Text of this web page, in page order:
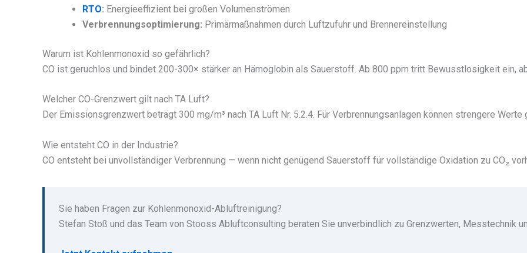
RTO: Energieeffizient bei großen Volumenströmen
Verbrennungsoptimierung: Primärmaßnahmen durch Luftzufuhr und Brennereinstellung
Warum ist Kohlenmonoxid so gefährlich?
CO ist geruchlos und bindet 200-300× stärker an Hämoglobin als Sauerstoff. Ab 800 ppm tritt Bewusstlosigkeit ein,
Welcher CO-Grenzwert gilt nach TA Luft?
Der Emissionsgrenzwert beträgt 300 mg/m³ nach TA Luft Nr. 5.2.4. Für Verbrennungsanlagen können strengere Werte
Wie entsteht CO in der Industrie?
CO entsteht bei unvollständiger Verbrennung — wenn nicht genügend Sauerstoff für vollständige Oxidation zu CO₂
Sie haben Fragen zur Kohlenmonoxid-Abluftreinigung?
Stefan Stoß und das Team von Stooss Abluftconsulting beraten Sie unverbindlich zu Grenzwerten, Messtechnik